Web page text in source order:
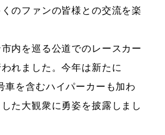
のファンの皆様との交流を楽
内を巡る公道でのレースカー
れました。今年は新たに
を含むハイパーカーも加わ
た大観衆に勇姿を披露しまし